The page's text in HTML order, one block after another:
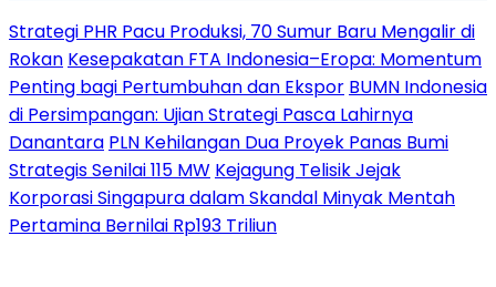
Strategi PHR Pacu Produksi, 70 Sumur Baru Mengalir di
Rokan Kesepakatan FTA Indonesia–Eropa: Momentum
Penting bagi Pertumbuhan dan Ekspor BUMN Indonesia
di Persimpangan: Ujian Strategi Pasca Lahirnya
Danantara PLN Kehilangan Dua Proyek Panas Bumi
Strategis Senilai 115 MW Kejagung Telisik Jejak
Korporasi Singapura dalam Skandal Minyak Mentah
Pertamina Bernilai Rp193 Triliun